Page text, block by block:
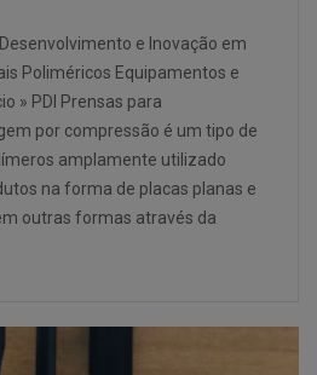
e Inovação em
Poliméricos Equipamentos e
» PDI Prensas para
por compressão é um tipo de
amplamente utilizado
na forma de placas planas e
outras formas através da